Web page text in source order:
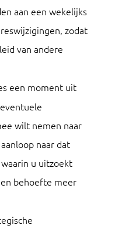
aan een wekelijks
zodat
van andere
een moment uit
wilt nemen naar
naar dat
u uitzoekt
behoefte meer